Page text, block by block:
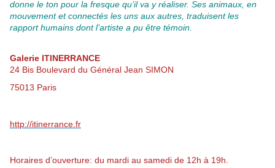
donne le ton pour la fresque qu’il va y réaliser. Ses animaux, en
mouvement et connectés les uns aux autres, traduisent les
rapport humains dont l’artiste a pu être témoin.
Galerie ITINERRANCE
24 Bis Boulevard du Général Jean SIMON
75013 Paris
http://itinerrance.fr
Horaires d’ouverture: du mardi au samedi de 12h à 19h.